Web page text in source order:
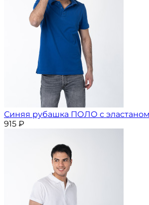
Синяя рубашка ПОЛО с
915 ₽